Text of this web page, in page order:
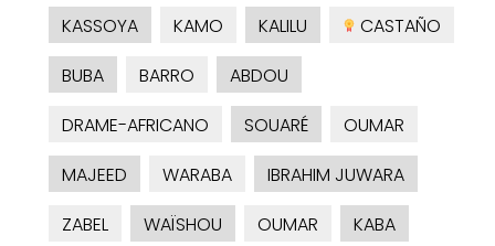
KASSOYA
KAMO KALILU
CASTAÑO
BUBA
BARRO
ABDOU
DRAME-AFRICANO
SOUARÉ
OUMAR
MAJEED
WARABA
IBRAHIM JUWARA
ZABEL
WAÏSHOU OUMAR
KABA